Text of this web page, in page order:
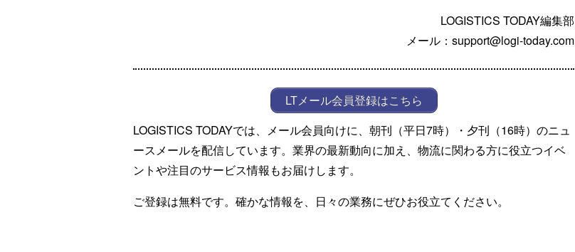
LOGISTICS TODAY編集部
メール：support@logi-today.com
LTメール会員登録はこちら
LOGISTICS TODAYでは、メール会員向けに、朝刊（平日7時）・夕刊（16時）のニュ
ースメールを配信しています。業界の最新動向に加え、物流に関わる方に役立つイベ
ントや注目のサービス情報もお届けします。
ご登録は無料です。確かな情報を、日々の業務にぜひお役立てください。